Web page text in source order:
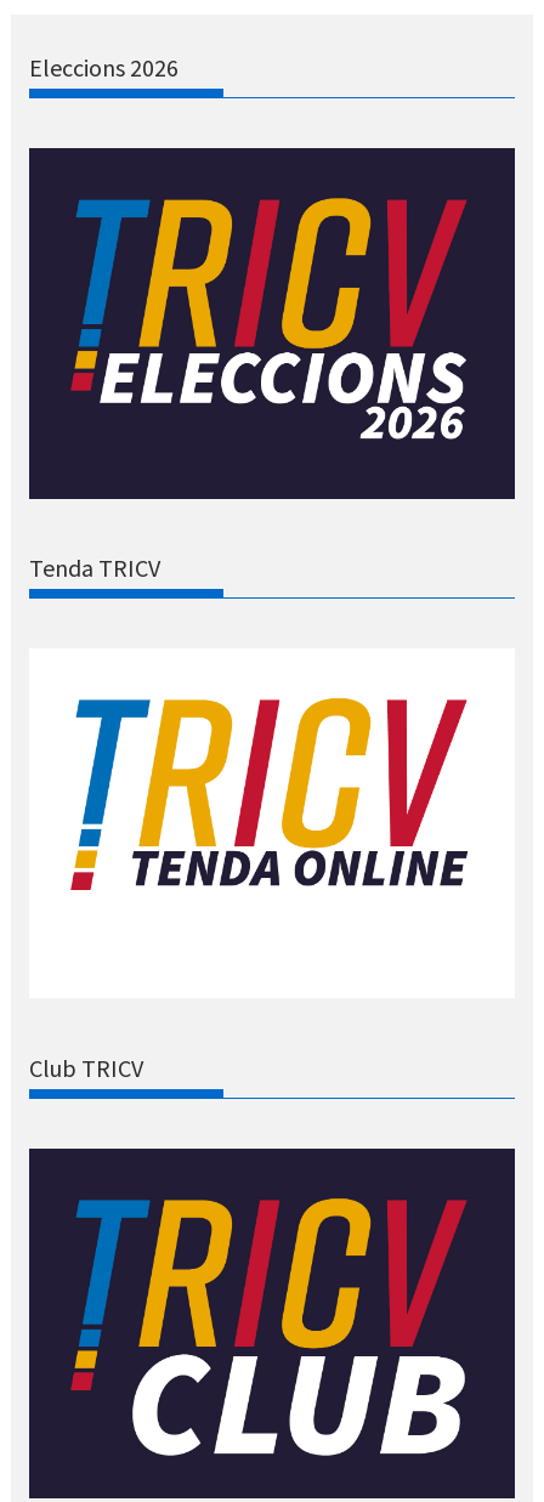
Eleccions 2026
Tenda TRICV
Club TRICV